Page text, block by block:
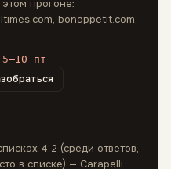
прогоне:
bonappetit.com,
пт
4.2 (среди ответов,
в списке) — Carapelli